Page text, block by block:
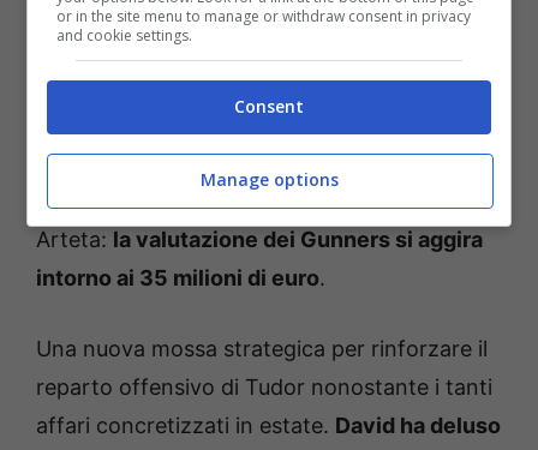
la Juventus ha messo nel mirino l’attaccante
brasiliano dell’Arsenal, Gabriel Jesus, pronto
ad anticipare la sua partenza con i Gunners.
gennaio: il suo contratto scadrà nel giugno
2027. Non è più al centro del progetto di
Arteta: la valutazione dei Gunners si aggira
intorno ai 35 milioni di euro.
Una nuova mossa strategica per rinforzare il
reparto offensivo di Tudor nonostante i tanti
affari concretizzati in estate. David ha deluso
or in the site menu to manage or withdraw consent in privacy
and cookie settings.
Consent
Manage options